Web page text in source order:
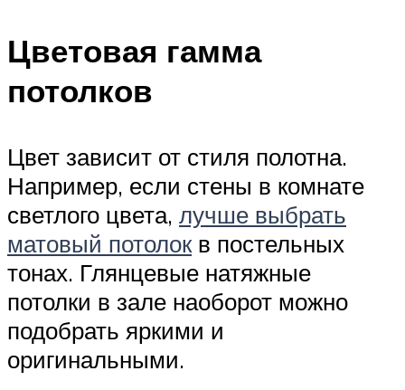
Цветовая гамма
потолков
Цвет зависит от стиля полотна.
Например, если стены в комнате
светлого цвета, лучше выбрать
матовый потолокв постельных
тонах. Глянцевые натяжные
потолки в зале наоборот можно
подобрать яркими и
оригинальными.